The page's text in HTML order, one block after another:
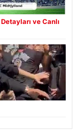
ve Canlı